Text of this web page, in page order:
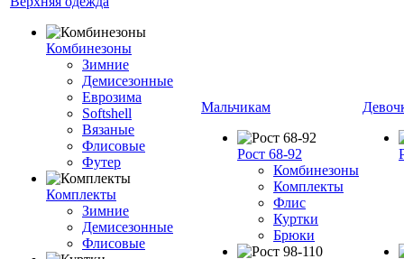
Комбинезоны
Зимние
Демисезонные
Еврозима
Softshell
Вязаные
Флисовые
Футер
Комплекты
Зимние
Демисезонные
Флисовые
Мальчикам
Рост 68-92
Комбинезоны
Комплекты
Флис
Куртки
Брюки